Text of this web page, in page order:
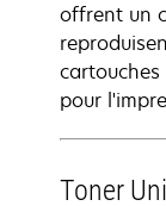
offrent un
pour
Toner